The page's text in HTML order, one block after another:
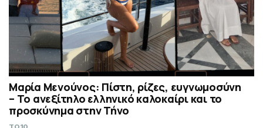
Μαρία Μενούνος: Πίστη, ρίζες, ευγνωμοσύνη
– Το ανεξίτηλο ελληνικό καλοκαίρι και το
προσκύνημα στην Τήνο